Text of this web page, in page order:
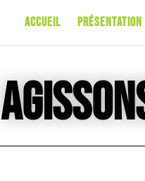
Accueil Présentation